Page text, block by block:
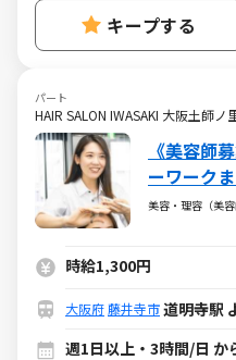
キープする
パート
HAIR SALON IWASAKI 大阪土師ノ
《美容師
ーワーク
代が活躍し
美容・理容（美容
時給1,300円
大阪府藤井寺市道明寺駅
週1日以上・3時間/日 か